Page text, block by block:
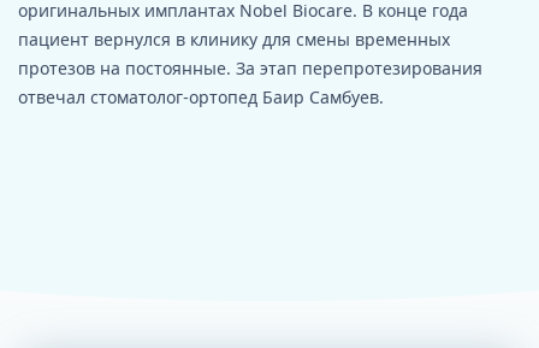
оригинальных имплантах Nobel Biocare. В конце года
пациент вернулся в клинику для смены временных
протезов на постоянные. За этап перепротезирования
отвечал стоматолог-ортопед Баир Самбуев.